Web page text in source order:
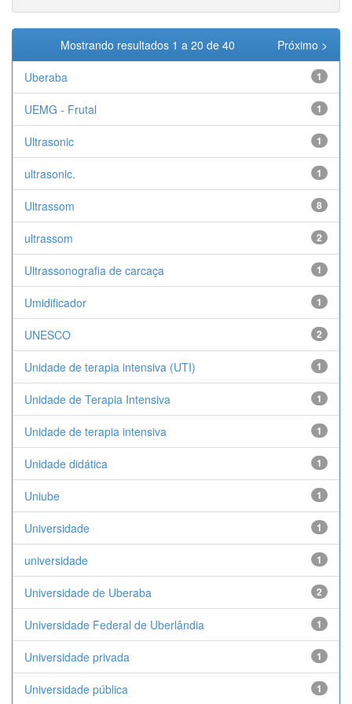
Mostrando resultados 1 a 20 de 40 Próximo >
Uberaba 1
UEMG - Frutal 1
Ultrasonic 1
ultrasonic. 1
Ultrassom 8
ultrassom 2
Ultrassonografia de carcaça 1
Umidificador 1
UNESCO 2
Unidade de terapia intensiva (UTI) 1
Unidade de Terapia Intensiva 1
Unidade de terapia intensiva 1
Unidade didática 1
Uniube 1
Universidade 1
universidade 1
Universidade de Uberaba 2
Universidade Federal de Uberlândia 1
Universidade privada 1
Universidade pública 1